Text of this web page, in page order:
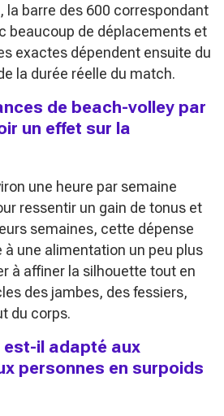
la barre des 600 correspondant
beaucoup de déplacements et
exactes dépendent ensuite du
la durée réelle du match.
de beach-volley par
un effet sur la
une heure par semaine
ressentir un gain de tonus et
semaines, cette dépense
une alimentation un peu plus
à affiner la silhouette tout en
des jambes, des fessiers,
du corps.
est-il adapté aux
personnes en surpoids